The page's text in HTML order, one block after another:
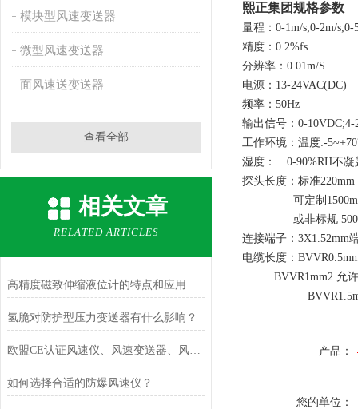
模块型风速变送器
微型风速变送器
面风速送变送器
查看全部
相关文章
RELATED ARTICLES
高精度磁致伸缩液位计的特点和应用
氢脆对防护型压力变送器有什么影响？
欧盟CE认证风速仪、风速变送器、风速传感器的用处
如何选择合适的防爆风速仪？
熙正集团规格参数
量程：0-1m/s;0-2m/s;0-
精度：0.2%fs
分辨率：0.01m/S
电源：13-24VAC(DC)
频率：50Hz
输出信号：0-10VDC;4-
工作环境：温度:-
湿度： 0-90%RH不凝
探头长度：标准220mm
可定制
或非标规
连接端子：3X1.52mm
电缆长度：
BVVR1mm2 允许
BVVR1.5mm2
产品：
您的单位：